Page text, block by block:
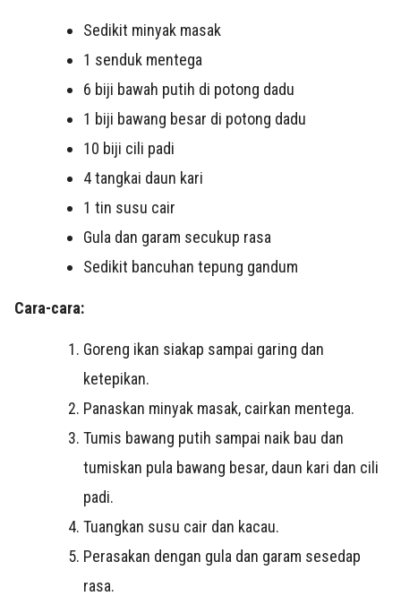
Sedikit minyak masak
1 senduk mentega
6 biji bawah putih di potong dadu
1 biji bawang besar di potong dadu
10 biji cili padi
4 tangkai daun kari
1 tin susu cair
Gula dan garam secukup rasa
Sedikit bancuhan tepung gandum
Cara-cara:
Goreng ikan siakap sampai garing dan
ketepikan.
Panaskan minyak masak, cairkan mentega.
Tumis bawang putih sampai naik bau dan
tumiskan pula bawang besar, daun kari dan cili
padi.
Tuangkan susu cair dan kacau.
Perasakan dengan gula dan garam sesedap
rasa.